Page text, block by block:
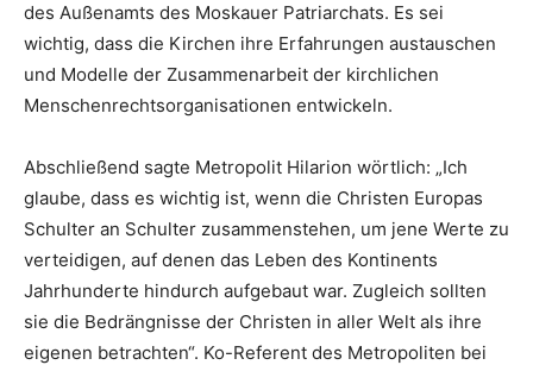
des Außenamts des Moskauer Patriarchats. Es sei
wichtig, dass die Kirchen ihre Erfahrungen austauschen
und Modelle der Zusammenarbeit der kirchlichen
Menschenrechtsorganisationen entwickeln.
Abschließend sagte Metropolit Hilarion wörtlich: „Ich
glaube, dass es wichtig ist, wenn die Christen Europas
Schulter an Schulter zusammenstehen, um jene Werte zu
verteidigen, auf denen das Leben des Kontinents
Jahrhunderte hindurch aufgebaut war. Zugleich sollten
sie die Bedrängnisse der Christen in aller Welt als ihre
eigenen betrachten“. Ko-Referent des Metropoliten bei